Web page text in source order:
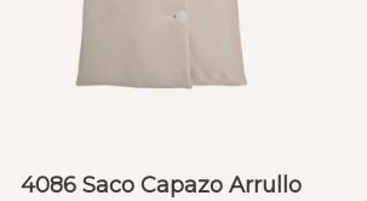
4086 Saco Capazo Arrullo